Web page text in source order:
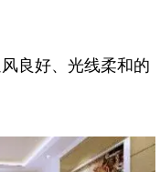
良好、光线柔和的